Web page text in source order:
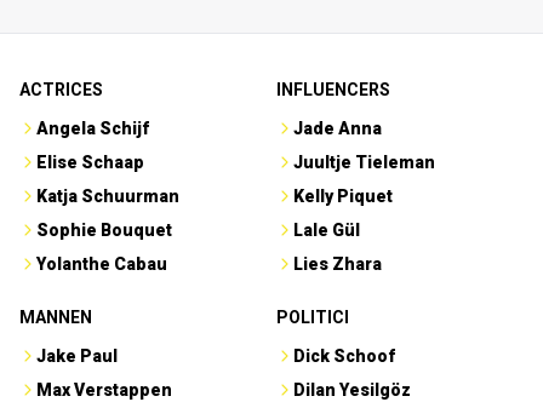
ACTRICES
Angela Schijf
Elise Schaap
Katja Schuurman
Sophie Bouquet
Yolanthe Cabau
INFLUENCERS
Jade Anna
Juultje Tieleman
Kelly Piquet
Lale Gül
Lies Zhara
MANNEN
Jake Paul
Max Verstappen
POLITICI
Dick Schoof
Dilan Yesilgöz